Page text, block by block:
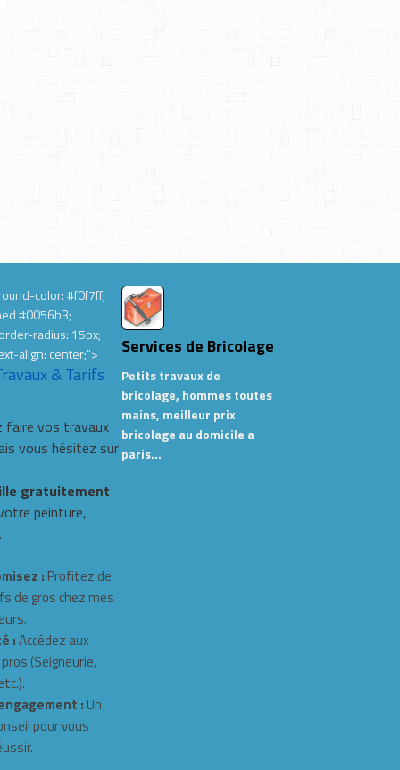
Services de Bricolage
Petits travaux de
bricolage, hommes toutes
mains, meilleur prix
bricolage au domicile a
paris…
color: #f0f7ff;
#0056b3;
radius: 15px;
align: center;">
& Tarifs
faire vos travaux
vous hésitez sur
gratuitement
peinture,
: Profitez de
de gros chez mes
:Accédez aux
(Seigneurie,
: Un
pour vous